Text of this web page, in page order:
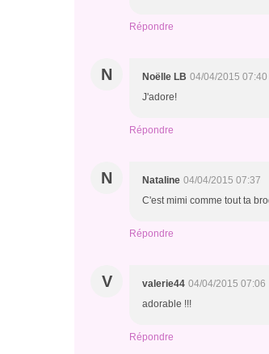
Répondre
N Noëlle LB 04/04/2015 07:40
J'adore!
Répondre
N Nataline 04/04/2015 07:37
C'est mimi comme tout ta
Répondre
V valerie44 04/04/2015 07:06
adorable !!!
Répondre